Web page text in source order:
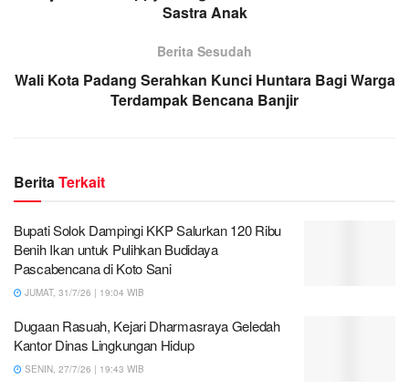
Sastra Anak
Berita Sesudah
Wali Kota Padang Serahkan Kunci Huntara Bagi Warga
Terdampak Bencana Banjir
BeritaTerkait
Bupati Solok Dampingi KKP Salurkan 120 Ribu
Benih Ikan untuk Pulihkan Budidaya
Pascabencana di Koto Sani
JUMAT, 31/7/26 | 19:04 WIB
Dugaan Rasuah, Kejari Dharmasraya Geledah
Kantor Dinas Lingkungan Hidup
SENIN, 27/7/26 | 19:43 WIB